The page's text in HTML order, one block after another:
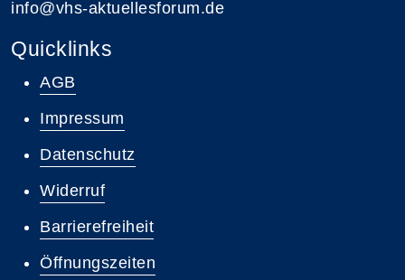
info@vhs-aktuellesforum.de
Quicklinks
AGB
Impressum
Datenschutz
Widerruf
Barrierefreiheit
Öffnungszeiten